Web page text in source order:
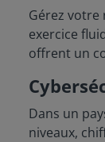
Gérez votre
exercice
offrent un
Dans un
niveaux,